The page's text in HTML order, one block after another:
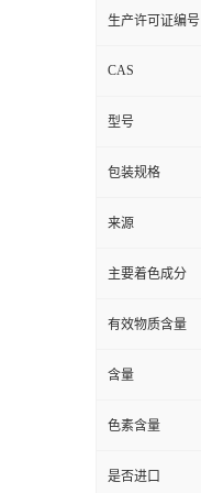
生产许可证编号
CAS
型号
包装规格
来源
主要着色成分
有效物质含量
含量
色素含量
是否进口